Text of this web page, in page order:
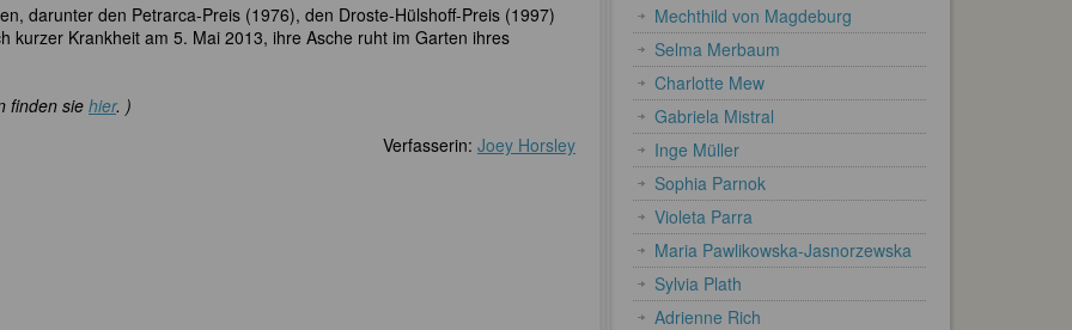
darunter den Petrarca-Preis (1976), den Droste-Hülshoff-Preis (1997)
kurzer Krankheit am 5. Mai 2013, ihre Asche ruht im Garten ihres
finden sie hier. )
Verfasserin: Joey Horsley
Mechthild von Magdeburg
Selma Merbaum
Charlotte Mew
Gabriela Mistral
Inge Müller
Sophia Parnok
Violeta Parra
Maria Pawlikowska-Jasnorzewska
Sylvia Plath
Adrienne Rich